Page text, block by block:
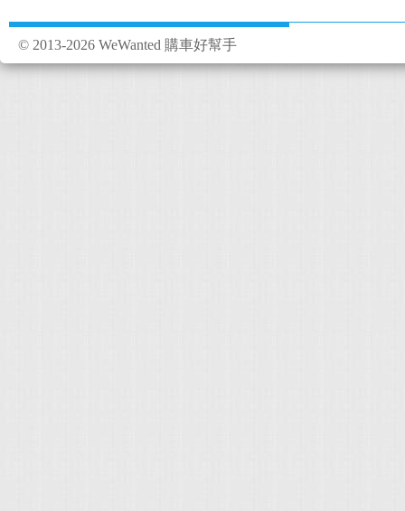
© 2013-2026 WeWanted 購車好幫手